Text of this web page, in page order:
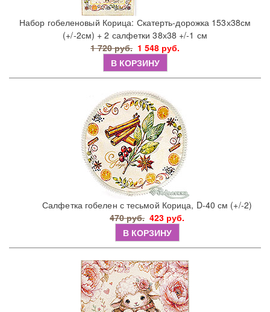
Набор гобеленовый Корица: Скатерть-дорожка 153х38см
(+/-2см) + 2 салфетки 38х38 +/-1 см
1 720 руб. 1 548 руб.
В КОРЗИНУ
Салфетка гобелен с тесьмой Корица, D-40 см (+/-2)
470 руб. 423 руб.
В КОРЗИНУ